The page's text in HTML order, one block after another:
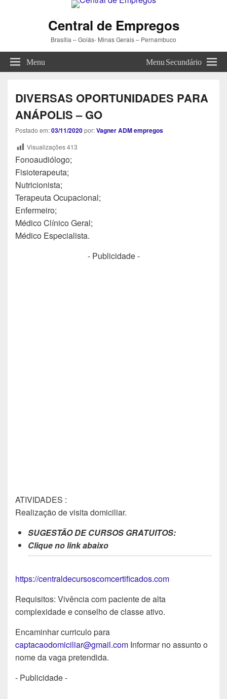
Central de Empregos
Brasília – Goiás- Minas Gerais – Pernambuco
Menu Menu Secundário
DIVERSAS OPORTUNIDADES PARA
ANÁPOLIS – GO
Postado em:03/11/2020por:Vagner ADM empregos
Visualizações413
Fonoaudiólogo;
Fisioterapeuta;
Nutricionista;
Terapeuta Ocupacional;
Enfermeiro;
Médico Clínico Geral;
Médico Especialista.
- Publicidade -
ATIVIDADES :
Realização de visita domiciliar.
SUGESTÃO DE CURSOS GRATUITOS:
Clique no link abaixo
https://centraldecursoscomcertificados.com
Requisitos: Vivência com paciente de alta
complexidade e conselho de classe ativo.
Encaminhar curriculo para
captacaodomiciliar@gmail.com Informar no assunto o
nome da vaga pretendida.
- Publicidade -